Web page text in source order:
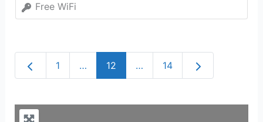
Free WiFi
Newer posts
1 … 12 … 14 Older posts